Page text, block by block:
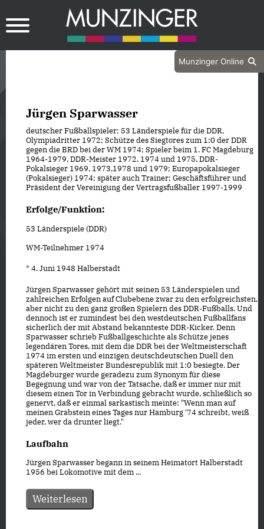
Munzinger Online
Jürgen Sparwasser
deutscher Fußballspieler; 53 Länderspiele für die DDR,
Olympiadritter 1972; Schütze des Siegtores zum 1:0 der DDR
gegen die BRD bei der WM 1974; Spieler beim 1. FC Magdeburg
1964-1979, DDR-Meister 1972, 1974 und 1975, DDR-
Pokalsieger 1969, 1973,1978 und 1979; Europapokalsieger
(Pokalsieger) 1974; später auch Trainer; Geschäftsführer und
Präsident der Vereinigung der Vertragsfußballer 1997-1999
Erfolge/Funktion:
53 Länderspiele (DDR)
WM-Teilnehmer 1974
* 4. Juni 1948 Halberstadt
Jürgen Sparwasser gehört mit seinen 53 Länderspielen und
zahlreichen Erfolgen auf Clubebene zwar zu den erfolgreichsten,
aber nicht zu den ganz großen Spielern des DDR-Fußballs. Und
dennoch ist er zumindest bei den westdeutschen Fußballfans
sicherlich der mit Abstand bekannteste DDR-Kicker. Denn
Sparwasser schrieb Fußballgeschichte als Schütze jenes
legendären Tores, mit dem die DDR bei der Weltmeisterschaft
1974 im ersten und einzigen deutschdeutschen Duell den
späteren Weltmeister Bundesrepublik mit 1:0 besiegte. Der
Magdeburger wurde geradezu zum Synonym für diese
Begegnung und war von der Tatsache, daß er immer nur mit
diesem einen Tor in Verbindung gebracht wurde, schließlich so
genervt, daß er einmal sarkastisch meinte: "Wenn man auf
meinen Grabstein eines Tages nur Hamburg '74 schreibt, weiß
jeder, wer da drunter liegt."
Laufbahn
Jürgen Sparwasser begann in seinem Heimatort Halberstadt
1956 bei Lokomotive mit dem ...
Weiterlesen